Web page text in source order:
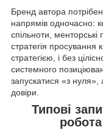
Бренд автора
напрямів одночасно:
спільноти,
стратегія просування
стратегією, і без
системного
запускатися «з
довіри.
Типові